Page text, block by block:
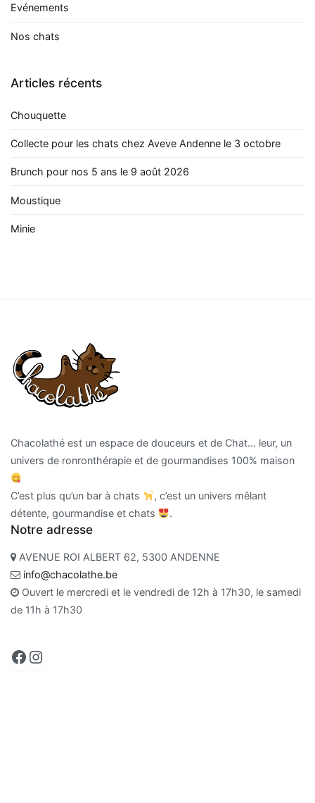
Evénements
Nos chats
Articles récents
Chouquette
Collecte pour les chats chez Aveve Andenne le 3 octobre
Brunch pour nos 5 ans le 9 août 2026
Moustique
Minie
Chacolathé est un espace de douceurs et de Chat… leur, un
univers de ronronthérapie et de gourmandises 100% maison
C’est plus qu’un bar à chats
, c’est un univers mêlant
détente, gourmandise et chats
.
Notre adresse
AVENUE ROI ALBERT 62, 5300 ANDENNE
info@chacolathe.be
Ouvert le mercredi et le vendredi de 12h à 17h30, le samedi
de 11h à 17h30
Facebook